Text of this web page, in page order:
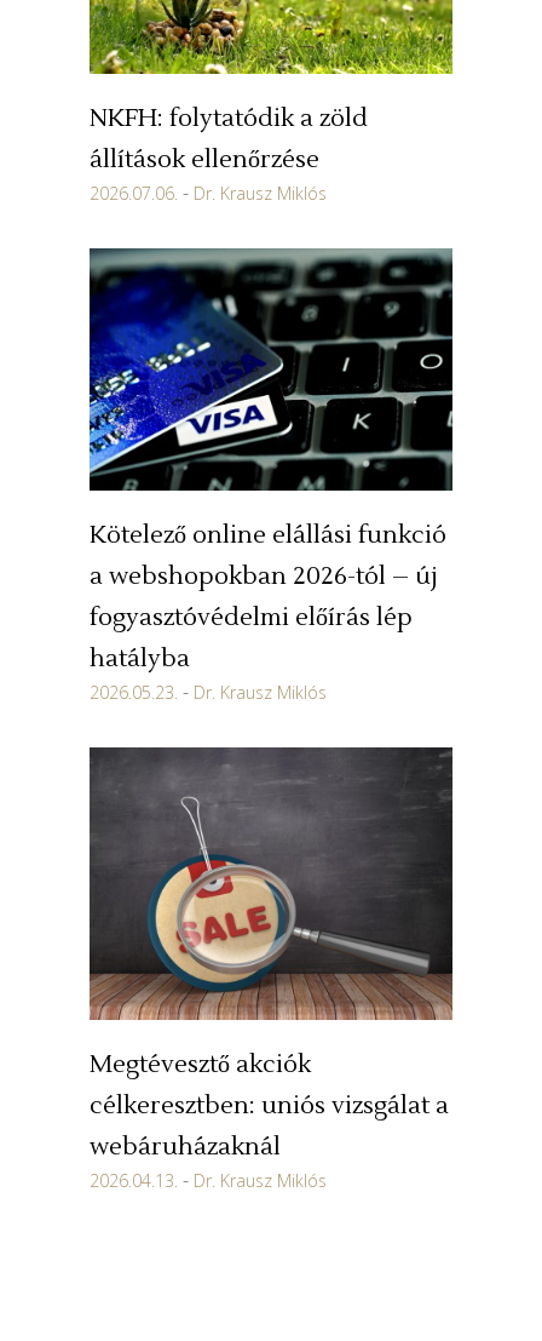
NKFH: folytatódik a zöld
állítások ellenőrzése
2026.07.06. Dr. Krausz Miklós
Kötelező online elállási funkció
a webshopokban 2026-tól – új
fogyasztóvédelmi előírás lép
hatályba
2026.05.23. Dr. Krausz Miklós
Megtévesztő akciók
célkeresztben: uniós vizsgálat a
webáruházaknál
2026.04.13. Dr. Krausz Miklós